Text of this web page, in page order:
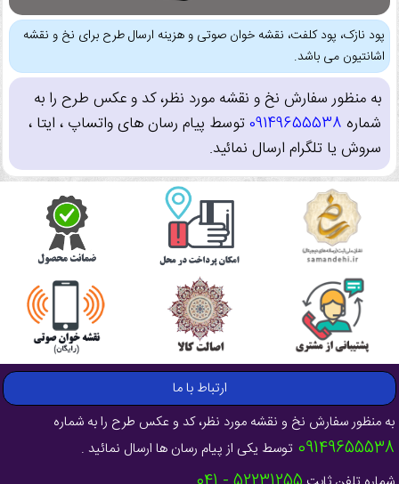
پود نازک، پود کلفت، نقشه خوان صوتی و هزینه ارسال طرح برای نخ و نقشه
اشانتیون می باشد.
به منظور سفارش نخ و نقشه مورد نظر، کد و عکس طرح را به
شماره 09149655538توسط پیام رسان های واتساپ ، ایتا ،
سروش یا تلگرام ارسال نمائید.
ارتباط با ما
به منظور سفارش نخ و نقشه مورد نظر، کد و عکس طرح را به شماره
09149655538 توسط یکی از پیام رسان ها ارسال نمائید .